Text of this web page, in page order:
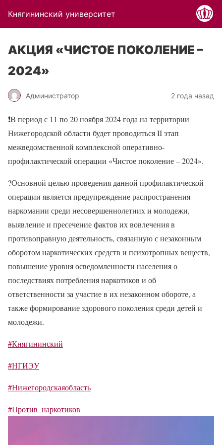
Княгининский университет
АКЦИЯ «ЧИСТОЕ ПОКОЛЕНИЕ –
2024»
Администратор 2 года назад
❗В период с 11 по 20 ноября 2024 года на территории
Нижегородской области будет проводиться II этап
межведомственной комплексной оперативно-
профилактической операции «Чистое поколение – 2024».
?Основной целью проведения данной профилактической
операции является предупреждение распространения
наркомании среди несовершеннолетних и молодежи,
выявление и пресечение фактов их вовлечения в
противоправную деятельность, связанную с незаконным
оборотом наркотических средств и психотропных веществ,
повышение уровня осведомленности населения о
последствиях потребления наркотиков и об
ответственности за участие в их незаконном обороте, а
также формирование здорового поколения среди детей и
молодежи.
#Княгининский
#НГИЭУ
#Нижегородскаяобласть
#Против_наркотиков